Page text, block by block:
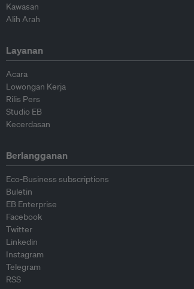
Kawasan
Alih Arah
Layanan
Acara
Lowongan Kerja
Rilis Pers
Studio EB
Kecerdasan
Berlangganan
Eco-Business subscriptions
Buletin
EB Enterprise
Facebook
Twitter
Linkedin
Instagram
Telegram
RSS